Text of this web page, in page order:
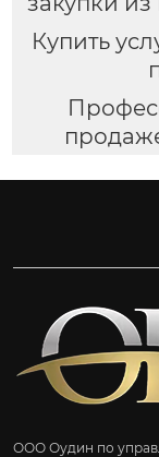
Купить
ООО Оудин по